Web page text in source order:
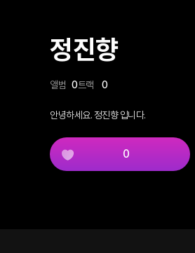
정진향
앨범 0트랙 0
안녕하세요. 정진향 입니다.
0